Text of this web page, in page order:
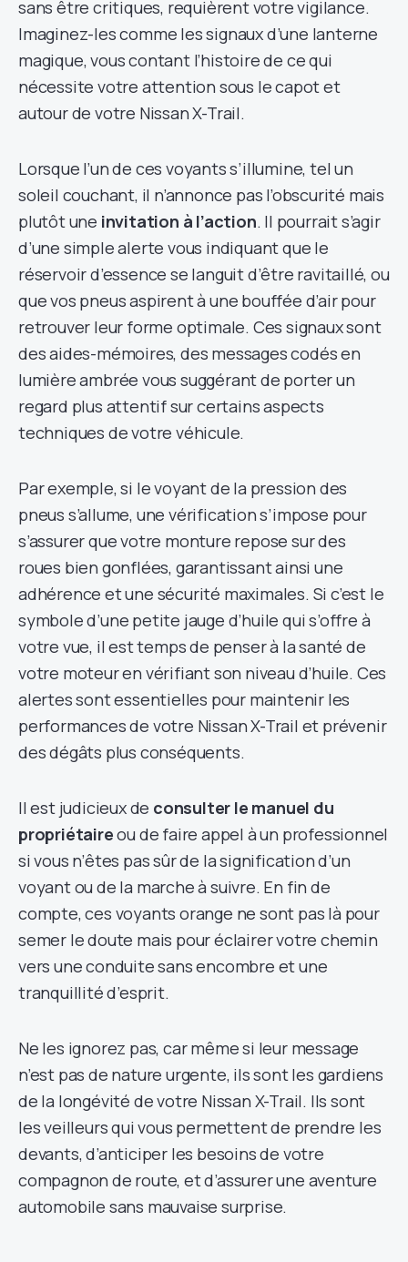
sans être critiques, requièrent votre vigilance.
Imaginez-les comme les signaux d’une lanterne
magique, vous contant l’histoire de ce qui
nécessite votre attention sous le capot et
autour de votre Nissan X-Trail.
Lorsque l’un de ces voyants s’illumine, tel un
soleil couchant, il n’annonce pas l’obscurité mais
plutôt une invitation à l’action. Il pourrait s’agir
d’une simple alerte vous indiquant que le
réservoir d’essence se languit d’être ravitaillé, ou
que vos pneus aspirent à une bouffée d’air pour
retrouver leur forme optimale. Ces signaux sont
des aides-mémoires, des messages codés en
lumière ambrée vous suggérant de porter un
regard plus attentif sur certains aspects
techniques de votre véhicule.
Par exemple, si le voyant de la pression des
pneus s’allume, une vérification s’impose pour
s’assurer que votre monture repose sur des
roues bien gonflées, garantissant ainsi une
adhérence et une sécurité maximales. Si c’est le
symbole d’une petite jauge d’huile qui s’offre à
votre vue, il est temps de penser à la santé de
votre moteur en vérifiant son niveau d’huile. Ces
alertes sont essentielles pour maintenir les
performances de votre Nissan X-Trail et prévenir
des dégâts plus conséquents.
Il est judicieux de consulter le manuel du
propriétaireou de faire appel à un professionnel
si vous n’êtes pas sûr de la signification d’un
voyant ou de la marche à suivre. En fin de
compte, ces voyants orange ne sont pas là pour
semer le doute mais pour éclairer votre chemin
vers une conduite sans encombre et une
tranquillité d’esprit.
Ne les ignorez pas, car même si leur message
n’est pas de nature urgente, ils sont les gardiens
de la longévité de votre Nissan X-Trail. Ils sont
les veilleurs qui vous permettent de prendre les
devants, d’anticiper les besoins de votre
compagnon de route, et d’assurer une aventure
automobile sans mauvaise surprise.